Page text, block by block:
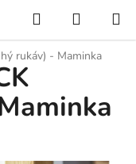
Hledat
KOŠÍK
rukáv) - Maminka